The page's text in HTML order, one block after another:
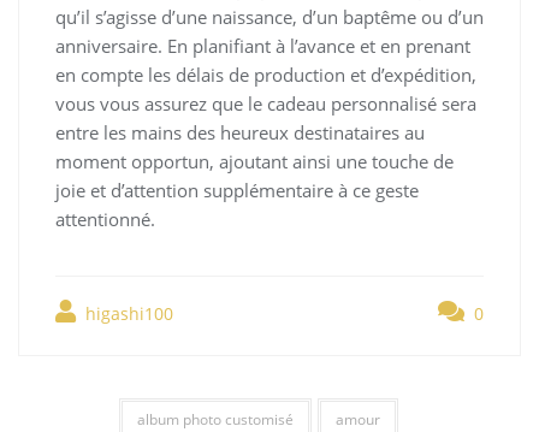
qu’il s’agisse d’une naissance, d’un baptême ou d’un
anniversaire. En planifiant à l’avance et en prenant
en compte les délais de production et d’expédition,
vous vous assurez que le cadeau personnalisé sera
entre les mains des heureux destinataires au
moment opportun, ajoutant ainsi une touche de
joie et d’attention supplémentaire à ce geste
attentionné.
higashi100 0
album photo customisé amour